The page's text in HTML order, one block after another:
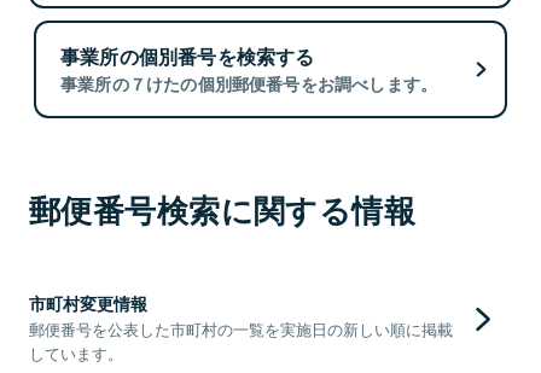
事業所の個別番号を検索する
事業所の７けたの個別郵便番号をお調べします。
郵便番号検索に関する情報
市町村変更情報
郵便番号を公表した市町村の一覧を実施日の新しい順に掲載
しています。